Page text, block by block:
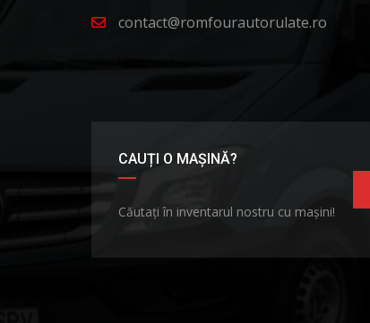
contact@romfourautorulate.ro
CAUȚI O MAȘINĂ?
Căutați în inventarul nostru cu mașini!